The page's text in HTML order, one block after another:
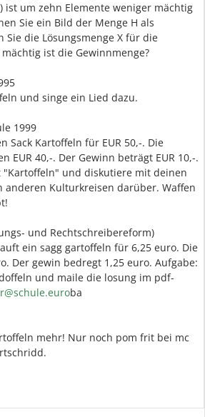
ist um zehn Elemente weniger mächtig
Sie ein Bild der Menge H als
Sie die Lösungsmenge X für die
ist die Gewinnmenge?
und singe ein Lied dazu.
1999
Sack Kartoffeln für EUR 50,-. Die
EUR 40,-. Der Gewinn beträgt EUR 10,-.
"Kartoffeln" und diskutiere mit deinen
anderen Kulturkreisen darüber. Waffen
und Rechtschreibereform)
ein sagg gartoffeln für 6,25 euro. Die
Der gewin bedregt 1,25 euro. Aufgabe:
und maile die losung im pdf-
ba
mehr! Nur noch pom frit bei mc